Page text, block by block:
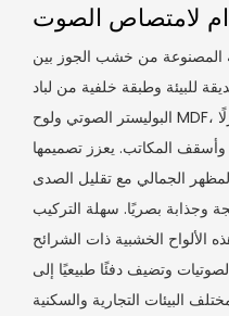
لامتصاص الصوت
المصنوعة من خشب الجوز بين
للبيئة وطبقة خلفية من لباد
البوليستر الصوتي ولوح MDF، مما يوفر امتصاصًا فعالًا للصوت وعزلًا
وأسقف المكاتب. يعزز تصميمها
الجمالي مع تقليل الصدى
وجذابة بصريًا. سهلة التركيب
الألواح الخشبية ذات الشرائح
وتضيف دفئًا طبيعيًا إلى